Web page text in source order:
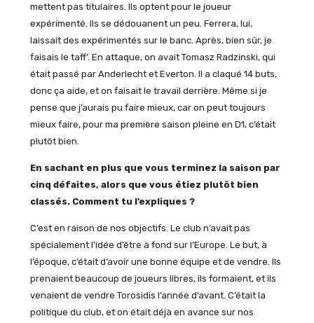
mettent pas titulaires. Ils optent pour le joueur
expérimenté. Ils se dédouanent un peu. Ferrera, lui,
laissait des expérimentés sur le banc. Après, bien sûr, je
faisais le taff’. En attaque, on avait Tomasz Radzinski, qui
était passé par Anderlecht et Everton. Il a claqué 14 buts,
donc ça aide, et on faisait le travail derrière. Même si je
pense que j’aurais pu faire mieux, car on peut toujours
mieux faire, pour ma première saison pleine en D1, c’était
plutôt bien.
En sachant en plus que vous terminez la saison par
cinq défaites, alors que vous étiez plutôt bien
classés. Comment tu l’expliques ?
C’est en raison de nos objectifs. Le club n’avait pas
spécialement l’idée d’être à fond sur l’Europe. Le but, à
l’époque, c’était d’avoir une bonne équipe et de vendre. Ils
prenaient beaucoup de joueurs libres, ils formaient, et ils
venaient de vendre Torosidis l’année d’avant. C’était la
politique du club, et on était déjà en avance sur nos